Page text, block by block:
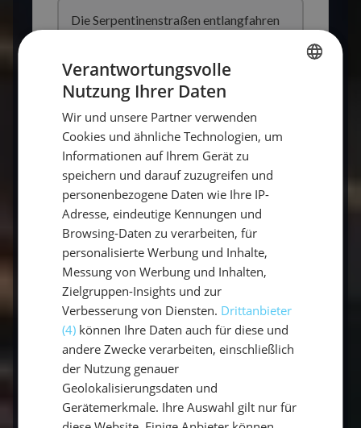
Die Serpentinenstraßen entlangfahren
Sich dem Rhythmus des Meeres
hingeben
In Portoferraio in einem Café sitzen
Und jetzt? Dein nächstes Abenteuer
wartet.
Elba ist kein Reiseziel, das man mit einem Klick
bucht. Es ist eher eine Idee, ein Gefühl.
Vielleicht auch eine Sehnsucht – nach Natur,
Meer, Wind und echtem Erleben. Und vielleicht
fragst du dich gerade, ob das auch etwas für
Verantwortungsvolle
Nutzung Ihrer Daten
Wir und unsere Partner verwenden
Cookies und ähnliche Technologien, um
Informationen auf Ihrem Gerät zu
speichern und darauf zuzugreifen und
personenbezogene Daten wie Ihre IP-
Adresse, eindeutige Kennungen und
Browsing-Daten zu verarbeiten, für
personalisierte Werbung und Inhalte,
Messung von Werbung und Inhalten,
Zielgruppen-Insights und zur
Verbesserung von Diensten. Drittanbieter
(4) können Ihre Daten auch für diese und
andere Zwecke verarbeiten, einschließlich
der Nutzung genauer
Geolokalisierungsdaten und
Gerätemerkmale. Ihre Auswahl gilt nur für